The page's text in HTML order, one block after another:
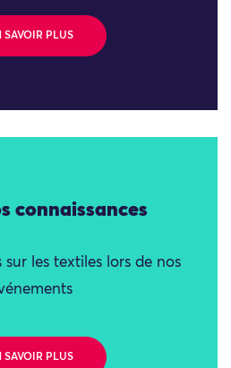
SAVOIR PLUS
connaissances
les textiles lors de nos
SAVOIR PLUS